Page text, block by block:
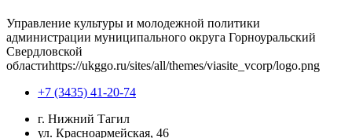
Управление культуры и молодежной политики
администрации муниципального округа Горноуральский
Свердловской
областиhttps://ukggo.ru/sites/all/themes/viasite_vcorp/logo.png
+7 (3435) 41-20-74
г. Нижний Тагил
ул. Красноармейская, 46